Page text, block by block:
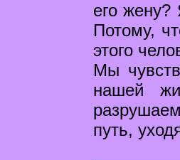
его
Потому,
этого
Мы
нашей
путь,